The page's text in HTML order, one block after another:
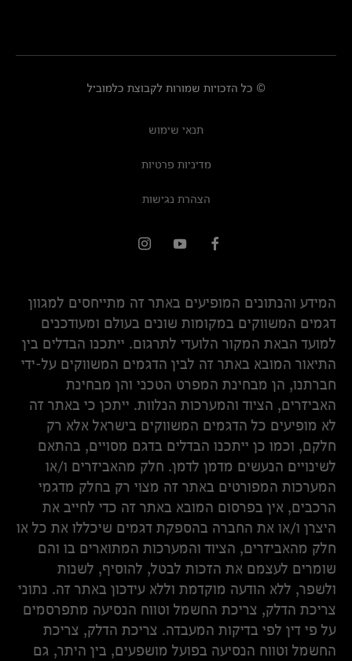
© כל הזכויות שמורות לקבוצת כלמוביל
תנאי שימוש
מדיניות פרטיות
הצהרת נגישות
המידע והנתונים המופיעים באתר זה מתייחסים למגוון
דגמים המשווקים במקומות שונים בעולם ומעודכנים
למועד הבאת המקור הלועדי לתרגום. ייתכנו הבדלים בין
התיאור המובא באתר זה לבין הדגמים המשווקים על-ידי
חברתנו, הן מבחינת המפרט הטכני והן מבחינת
האביזרים, הציוד והמערכות הנלוות. ייתכן כי באתר זה
לא מופיעים כל הדגמים המשווקים בישראל אלא רק
חלקם, וכמו כן ייתכנו הבדלים בדגם מסויים, בהתאם
לשינויים הנעשים מדמן לדמן. חלק מהאביזרים ו/או
המערכות המפורטים באתר זה מצוי רק בחלק מדגמי
הרכבים, אין בפרסום המובא באתר זה כדי לחייב את
היצרן ו/או את החברה בהספקת דגמים שיכללו את כל או
חלק מהאביזרים, הציוד והמערכות המתוארים בו והם
שומרים לעצמם את הזכות לבטל, להוסיף, לשנות
ולשפר, ללא הודעה מוקדמת וללא עידכון באתר זה. נתוני
צריכת הדלק, צריכת החשמל וטווח הנסיעה מתפרסמים
על פי דין לפי בדיקות המעבדה. צריכת הדלק, צריכת
החשמל וטווח הנסיעה בפועל מושפעים, בין היתר, גם